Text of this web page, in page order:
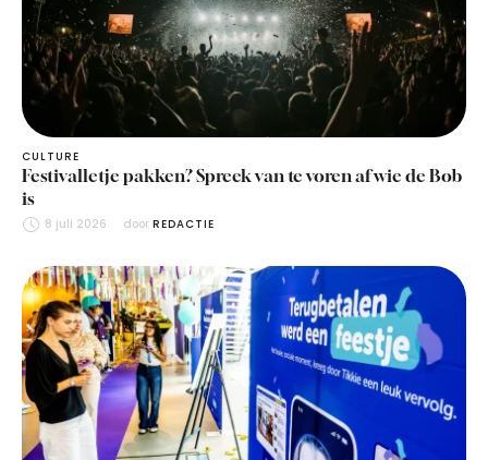
CULTURE
Festivalletje pakken? Spreek van te voren af wie de Bob
is
8 juli 2026 door REDACTIE